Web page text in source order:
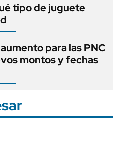
tipo de juguete
para las PNC
montos y fechas